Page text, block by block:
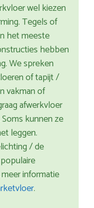
wel kiezen
Tegels of
het meeste
hebben
We spreken
of tapijt /
vakman of
afwerkvloer
kunnen ze
leggen.
/ de
informatie
.